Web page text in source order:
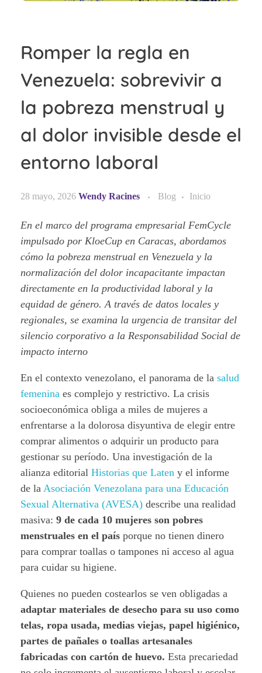
Romper la regla en
Venezuela: sobrevivir a
la pobreza menstrual y
al dolor invisible desde el
entorno laboral
28 mayo, 2026 Wendy Racines Blog Inicio
En el marco del programa empresarial FemCycle
impulsado por KloeCup en Caracas, abordamos
cómo la pobreza menstrual en Venezuela y la
normalización del dolor incapacitante impactan
directamente en la productividad laboral y la
equidad de género. A través de datos locales y
regionales, se examina la urgencia de transitar del
silencio corporativo a la Responsabilidad Social de
impacto interno
En el contexto venezolano, el panorama de la salud
femenina es complejo y restrictivo. La crisis
socioeconómica obliga a miles de mujeres a
enfrentarse a la dolorosa disyuntiva de elegir entre
comprar alimentos o adquirir un producto para
gestionar su período. Una investigación de la
alianza editorial Historias que Laten y el informe
de la Asociación Venezolana para una Educación
Sexual Alternativa (AVESA) describe una realidad
masiva: 9 de cada 10 mujeres son pobres
menstruales en el país porque no tienen dinero
para comprar toallas o tampones ni acceso al agua
para cuidar su higiene.
Quienes no pueden costearlos se ven obligadas a
adaptar materiales de desecho para su uso como
telas, ropa usada, medias viejas, papel higiénico,
partes de pañales o toallas artesanales
fabricadas con cartón de huevo. Esta precariedad